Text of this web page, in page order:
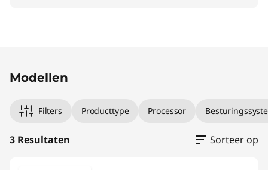
Modellen
Filters Producttype Processor
3 Resultaten Sorteer op